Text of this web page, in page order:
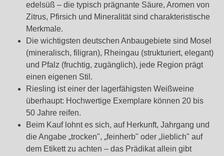
edelsüß – die typisch prägnante Säure, Aromen von
Zitrus, Pfirsich und Mineralität sind charakteristische
Merkmale.
Die wichtigsten deutschen Anbaugebiete sind Mosel
(mineralisch, filigran), Rheingau (strukturiert, elegant)
und Pfalz (fruchtig, zugänglich), jede Region prägt
einen eigenen Stil.
Riesling ist einer der lagerfähigsten Weißweine
überhaupt: Hochwertige Exemplare können 20 bis
50 Jahre reifen.
Beim Kauf lohnt es sich, auf Herkunft, Jahrgang und
die Angabe „trocken", „feinherb" oder „lieblich" auf
dem Etikett zu achten – das Prädikat allein gibt